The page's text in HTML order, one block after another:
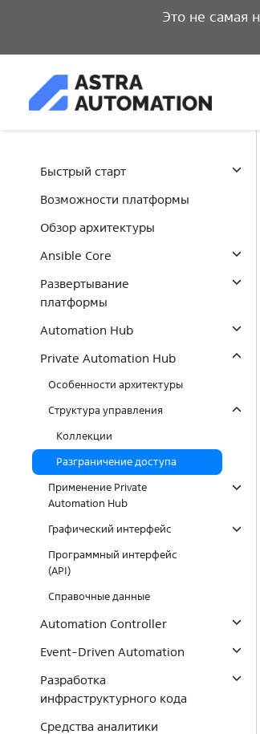
Это не самая
Быстрый старт
Возможности платформы
Обзор архитектуры
Ansible Core
Развертывание
платформы
Automation Hub
Private Automation Hub
Особенности архитектуры
Структура управления
Коллекции
Разграничение доступа
Применение Private
Automation Hub
Графический интерфейс
Программный интерфейс
(API)
Справочные данные
Automation Controller
Event-Driven Automation
Разработка
инфраструктурного кода
Средства аналитики